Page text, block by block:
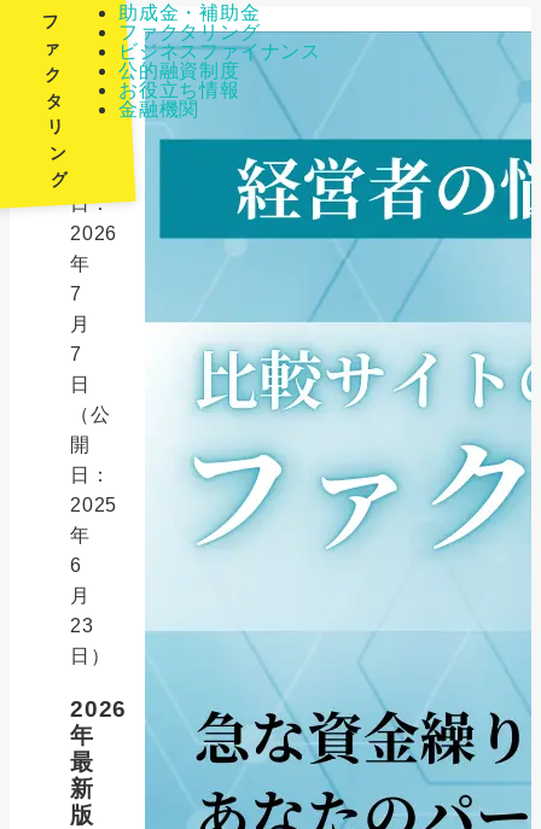
助成金・補助金
ファクタリング
ビジネスファイナンス
公的融資制度
お役立ち情報
金融機関
フ
ァ
ク
タ
リ
ン
グ
日：
2026
年
7
月
7
日
（公
開
日：
2025
年
6
月
23
日）
2026
年
最
新
版